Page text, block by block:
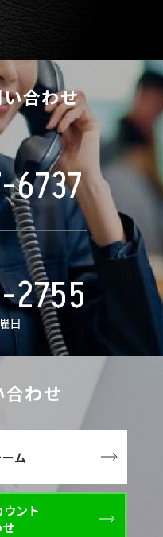
合わせ
6737
2755
日
わせ
ム
ント